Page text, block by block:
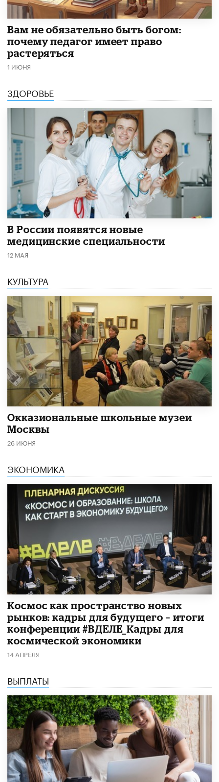
​Вам не обязательно быть богом:
почему педагог имеет право
растеряться
1 ИЮНЯ
ЗДОРОВЬЕ
В России появятся новые
медицинские специальности
12 МАЯ
КУЛЬТУРА
​Окказиональные школьные музеи
Москвы
26 ИЮНЯ
ЭКОНОМИКА
Космос как пространство новых
рынков: кадры для будущего – итоги
конференции #ВДЕЛЕ_Кадры для
космической экономики
14 АПРЕЛЯ
ВЫПЛАТЫ